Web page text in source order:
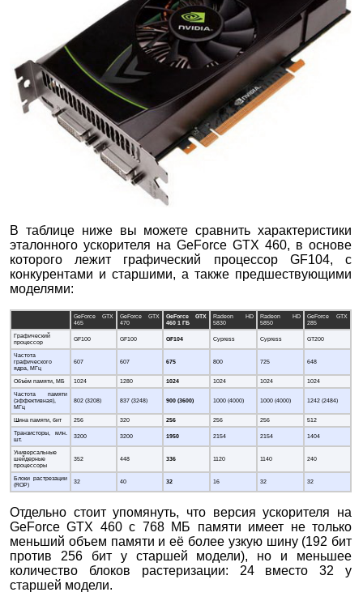
В таблице ниже вы можете сравнить характеристики
эталонного ускорителя на GeForce GTX 460, в основе
которого лежит графический процессор GF104, с
конкурентами и старшими, а также предшествующими
моделями:
GeForce GTX
465
GeForce GTX
470
GeForce GTX
460 1 ГБ
Radeon HD
5830
Radeon HD
5850
GeForce GTX
285
Графический
процессор
GF100 GF100 GF104 Cypress Cypress GT200
Частота
графического
ядра, МГц
607 607 675 800 725 648
Объём памяти, МБ 1024 1280 1024 1024 1024
1024
Частота памяти
(эффективная),
МГц
802 (3208) 837 (3248) 900 (3600) 1000 (4000) 1000 (4000) 1242 (2484)
Шина памяти, бит 256 320 256 256 256
512
Транзисторы, млн.
шт.
3200 3200 1950 2154 2154 1404
Универсальные
шейдерные
процессоры
352 448 336 1120 1140 240
Блоки растрезации
(ROP)
32 40 32 16 32 32
Отдельно стоит упомянуть, что версия ускорителя на
GeForce GTX 460 с 768 МБ памяти имеет не только
меньший объем памяти и её более узкую шину (192 бит
против 256 бит у старшей модели), но и меньшее
количество блоков растеризации: 24 вместо 32 у
старшей модели.